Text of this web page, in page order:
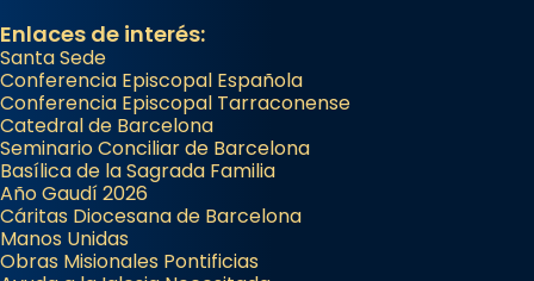
Enlaces de interés:
Santa Sede
Conferencia Episcopal Española
Conferencia Episcopal Tarraconense
Catedral de Barcelona
Seminario Conciliar de Barcelona
Basílica de la Sagrada Familia
Año Gaudí 2026
Cáritas Diocesana de Barcelona
Manos Unidas
Obras Misionales Pontificias